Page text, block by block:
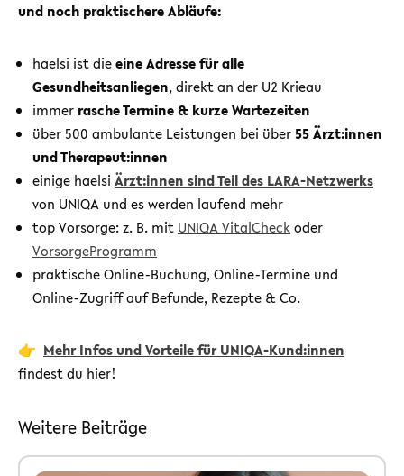
und noch praktischere Abläufe:
haelsi ist dieeineAdresse für alle
Gesundheitsanliegen, direkt an der U2 Krieau
immer rasche Termine & kurze Wartezeiten
über 500 ambulante Leistungen bei über55 Ärzt:innen
und Therapeut:innen
einige haelsi Ärzt:innen sind Teil des LARA-Netzwerks
von UNIQA und es werden laufend mehr
top Vorsorge: z. B. mit UNIQA VitalCheckoder
VorsorgeProgramm
praktische Online-Buchung, Online-Termine und
Online-Zugriff auf Befunde, Rezepte & Co.
👉 Mehr Infos und Vorteile für UNIQA-Kund:innen
findest du hier!
Weitere Beiträge